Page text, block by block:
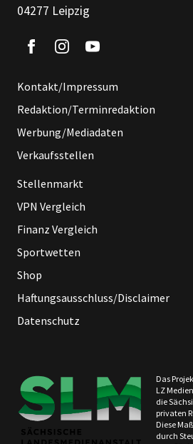
04277 Leipzig
Kontakt/Impressum
Redaktion/Terminredaktion
Werbung/Mediadaten
Verkaufsstellen
Stellenmarkt
VPN Vergleich
Finanz Vergleich
Sportwetten
Shop
Haftungsausschluss/Disclaimer
Datenschutz
Das
LZ
die
privaten
Diese
durch